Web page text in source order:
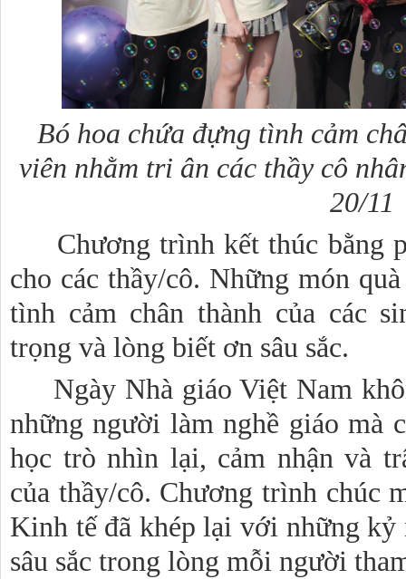
Bó hoa chứa đựng tình cảm
viên nhằm tri ân các thầy cô
20/11
Chương trình kết thúc bằng
cho các thầy/cô. Những món
tình cảm chân thành của các
trọng và lòng biết ơn sâu sắc.
Ngày Nhà giáo Việt Nam
những người làm nghề giáo mà
học trò nhìn lại, cảm nhận và
của thầy/cô. Chương trình chúc
Kinh tế đã khép lại với những kỷ
sâu sắc trong lòng mỗi người